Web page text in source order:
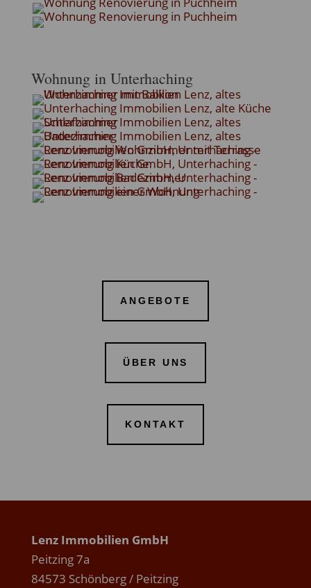
Wohnung in Unterhaching
ANGEBOTE
ÜBER UNS
KONTAKT
Lenz Immobilien GmbH
Peitzing 7a
84573 Schönberg / Peitzing